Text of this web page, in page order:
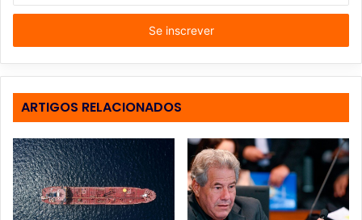
s
r
a
e
n
d
e
ARTIGOS RELACIONADOS